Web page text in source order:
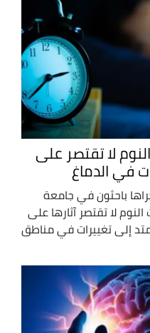
لا تقتصر على
في الدماغ
باحثون في جامعة
لا تقتصر آثارها على
إلى تغييرات في مناطق